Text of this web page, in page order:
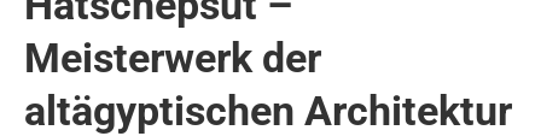
Meisterwerk der
altägyptischen Architektur